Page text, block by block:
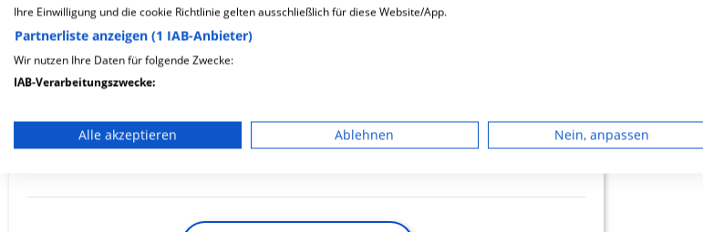
Westmecklenburg Klinikum Helene
von Bülow
Parkstr. 12
Ihre Einwilligung und die cookie Richtlinie gelten ausschließlich für diese Website/App.
Partnerliste anzeigen (1 IAB-Anbieter)
Wir nutzen Ihre Daten für folgende Zwecke:
IAB-Verarbeitungszwecke:
Verwendung reduzierter Daten zur Auswahl von Werbeanzeigen
Verwendung von Profilen zur Auswahl personalisierter Werbung
Alle akzeptieren Ablehnen Nein, anpassen